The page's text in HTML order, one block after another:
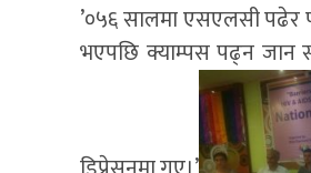
’०५६ सालमा एसएलसी पढेर
भएपछि क्याम्पस पढ्न जान